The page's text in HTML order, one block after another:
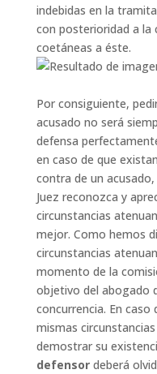
indebidas en la
con posterioridad a la
coetáneas a éste.
Por consiguiente,
acusado no será
defensa
en caso de que
contra de un
Juez reconozca y
circunstancias
mejor. Como hemos
circunstancias
momento de la
objetivo del abogado
concurrencia. En caso
mismas
demostrar su
defensordeberá